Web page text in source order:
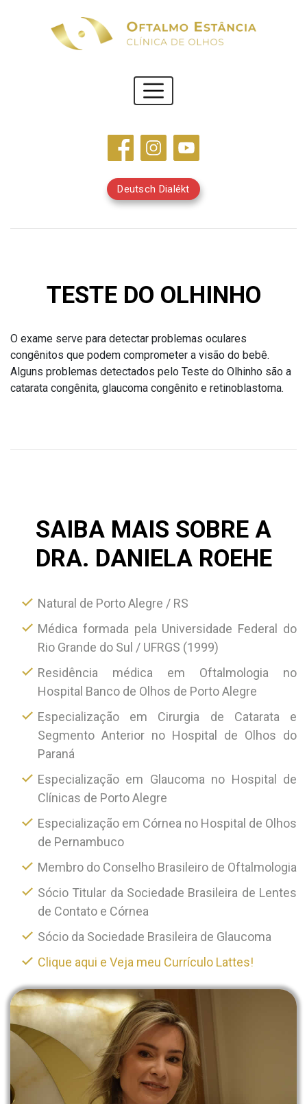
Deutsch Dialékt
TESTE DO OLHINHO
O exame serve para detectar problemas oculares
congênitos que podem comprometer a visão do bebê.
Alguns problemas detectados pelo Teste do Olhinho são a
catarata congênita, glaucoma congênito e retinoblastoma.
SAIBA MAIS SOBRE A
DRA. DANIELA ROEHE
Natural de Porto Alegre / RS
Médica formada pela Universidade Federal do
Rio Grande do Sul / UFRGS (1999)
Residência médica em Oftalmologia no
Hospital Banco de Olhos de Porto Alegre
Especialização em Cirurgia de Catarata e
Segmento Anterior no Hospital de Olhos do
Paraná
Especialização em Glaucoma no Hospital de
Clínicas de Porto Alegre
Especialização em Córnea no Hospital de Olhos
de Pernambuco
Membro do Conselho Brasileiro de Oftalmologia
Sócio Titular da Sociedade Brasileira de Lentes
de Contato e Córnea
Sócio da Sociedade Brasileira de Glaucoma
Clique aqui e Veja meu Currículo Lattes!